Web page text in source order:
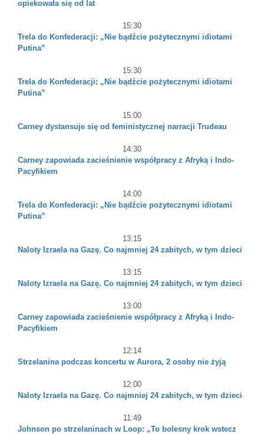
opiekowała się od lat
15:30
Trela do Konfederacji: „Nie bądźcie pożytecznymi idiotami
Putina”
15:30
Trela do Konfederacji: „Nie bądźcie pożytecznymi idiotami
Putina”
15:00
Carney dystansuje się od feministycznej narracji Trudeau
14:30
Carney zapowiada zacieśnienie współpracy z Afryką i Indo-
Pacyfikiem
14:00
Trela do Konfederacji: „Nie bądźcie pożytecznymi idiotami
Putina”
13:15
Naloty Izraela na Gazę. Co najmniej 24 zabitych, w tym dzieci
13:15
Naloty Izraela na Gazę. Co najmniej 24 zabitych, w tym dzieci
13:00
Carney zapowiada zacieśnienie współpracy z Afryką i Indo-
Pacyfikiem
12:14
Strzelanina podczas koncertu w Aurora, 2 osoby nie żyją
12:00
Naloty Izraela na Gazę. Co najmniej 24 zabitych, w tym dzieci
11:49
Johnson po strzelaninach w Loop: „To bolesny krok wstecz